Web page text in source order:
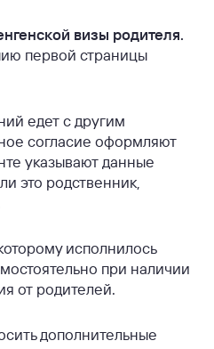
визы родителя.
первой страницы
едет с другим
согласие оформляют
указывают данные
это родственник,
исполнилось
при наличии
от родителей.
дополнительные